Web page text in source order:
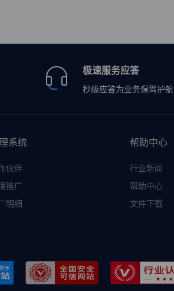
极速服务应答
秒级应答为业务保驾护航
系统
伙伴
推广
明细
帮助中心
行业新闻
帮助中心
文件下载